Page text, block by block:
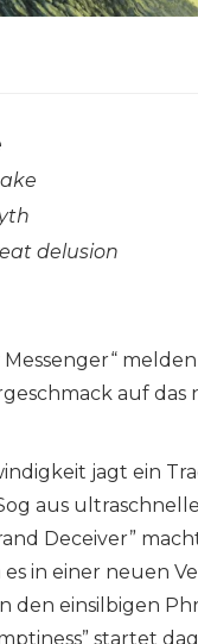
delusion
auf das
jagt ein
aus
Deceiver”
es in einer neuen
den einsilbigen
startet